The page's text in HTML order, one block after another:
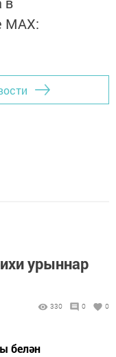
MАХ:
урыннар
330 0 0
белән